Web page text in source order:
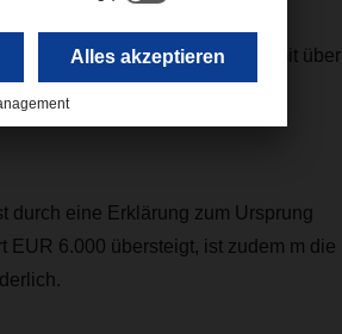
Zugang zu einem Markt mit über
durch eine Erklärung zum Ursprung
EUR 6.000 übersteigt, ist zudem m die